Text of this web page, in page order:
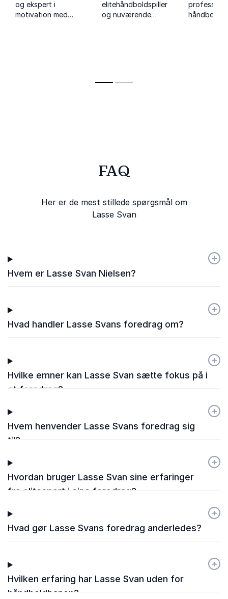
og ekspert i
motivation med
elitehåndboldspiller
og nuværende
FAQ
Her er de mest stillede spørgsmål om
Lasse Svan
Hvem er Lasse Svan Nielsen?
+
-
Hvad handler Lasse Svans foredrag om?
+
-
Hvilke emner kan Lasse Svan sætte fokus på i
et foredrag?
+
-
Hvem henvender Lasse Svans foredrag sig
til?
+
-
Hvordan bruger Lasse Svan sine erfaringer
fra elitesport i sine foredrag?
+
-
Hvad gør Lasse Svans foredrag anderledes?
+
-
Hvilken erfaring har Lasse Svan uden for
håndboldbanen?
+
-